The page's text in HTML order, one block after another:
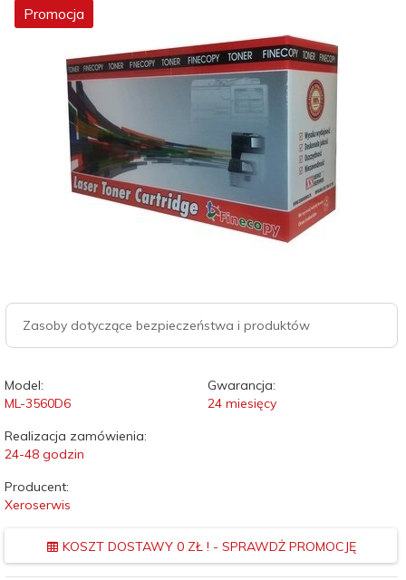
Promocja
Zasoby dotyczące bezpieczeństwa i produktów
Model:
ML-3560D6
Gwarancja:
24 miesięcy
Realizacja zamówienia:
24-48 godzin
Producent:
Xeroserwis
KOSZT DOSTAWY 0 ZŁ ! - SPRAWDŻ PROMOCJĘ